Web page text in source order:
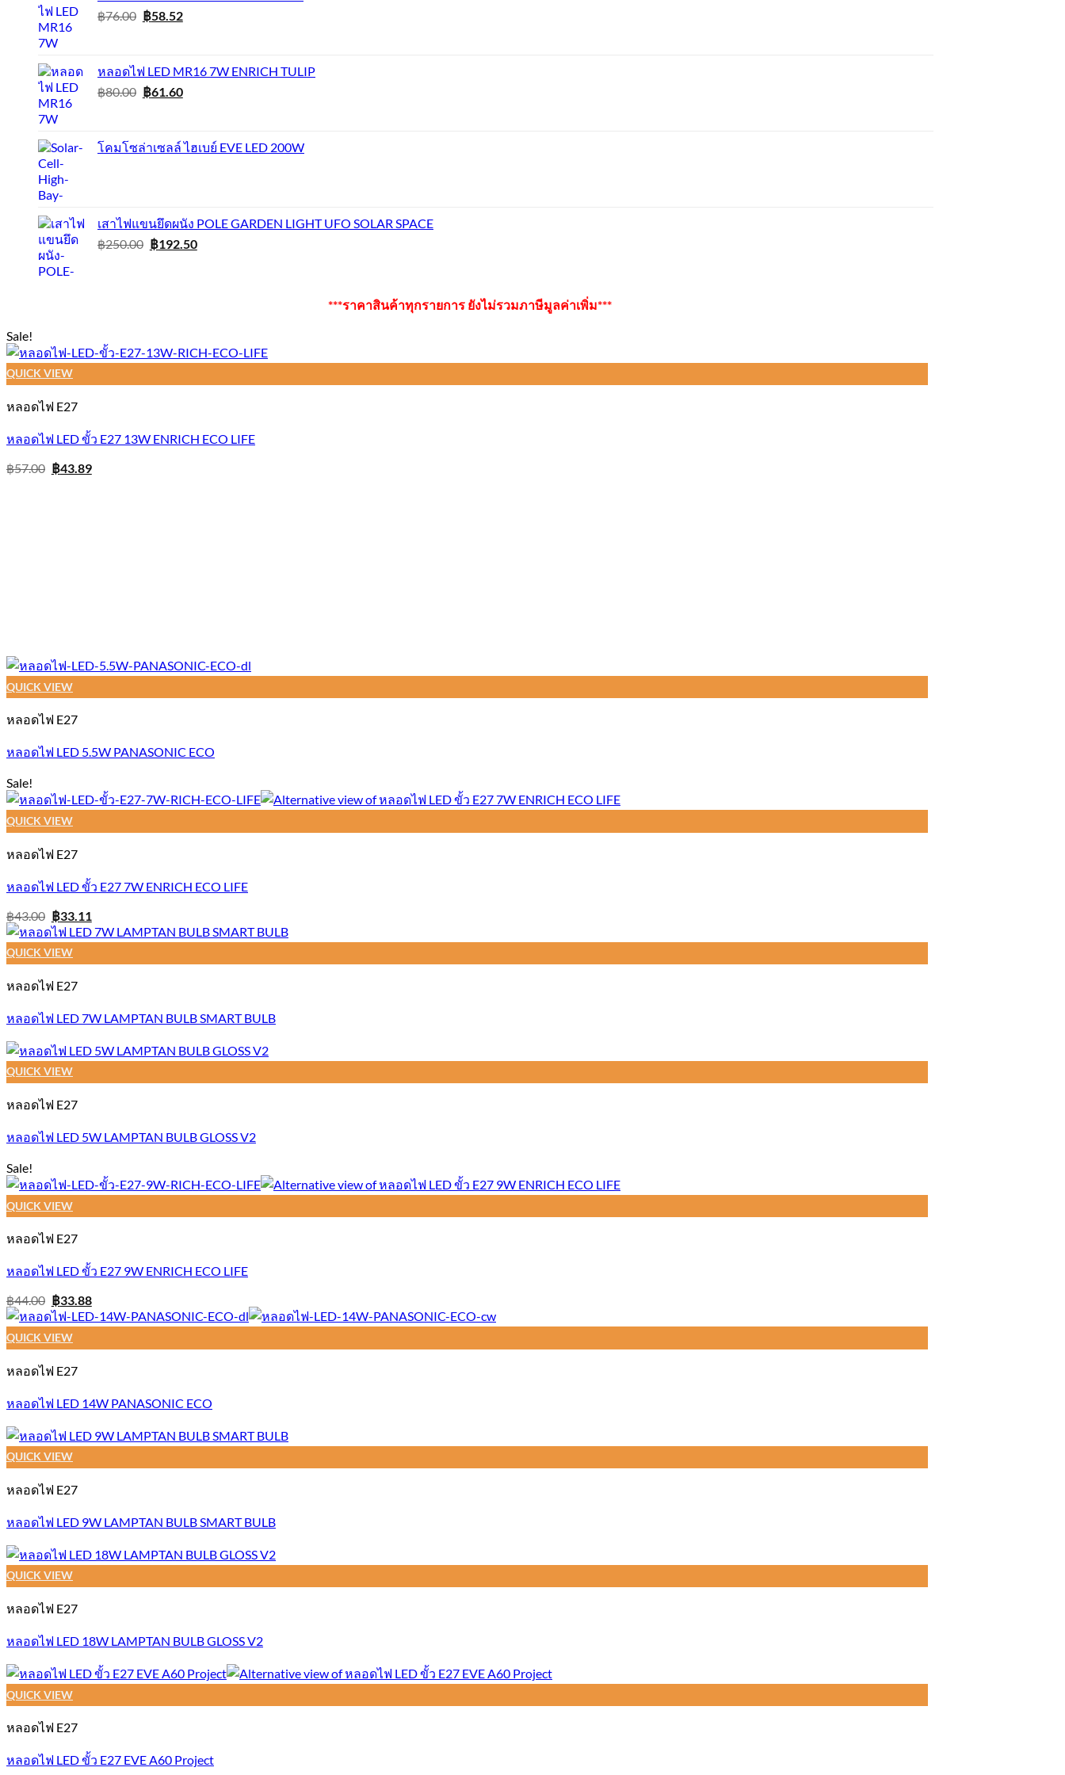
฿76.00 Original
฿76.00.
฿58.52Current
฿58.52.
หลอดไฟ LED MR16 7W ENRICH TULIP
฿80.00 Original
฿80.00.
฿61.60Current
฿61.60.
โคมโซล่าเซลล์ ไฮเบย์ EVE LED 200W
เสาไฟแขนยึดผนัง POLE GARDEN LIGHT UFO SOLAR SPACE
฿250.00 Original
฿192.50Current
***ราคาสินค้าทุกรายการ ยังไม่รวมภาษีมูลค่าเพิ่ม***
Sale!
QUICK VIEW
หลอดไฟ E27
หลอดไฟ LED ขั้ว E27 13W ENRICH ECO LIFE
฿57.00 Original
฿43.89Current
QUICK VIEW
หลอดไฟ E27
หลอดไฟ LED 5.5W PANASONIC ECO
Sale!
QUICK VIEW
หลอดไฟ E27
หลอดไฟ LED ขั้ว E27 7W ENRICH ECO LIFE
฿43.00 Original
price
was:
฿43.00.
฿33.11
price
is:
QUICK VIEW
หลอดไฟ E27
หลอดไฟ LED 7W LAMPTAN BULB SMART BULB
QUICK VIEW
หลอดไฟ E27
หลอดไฟ LED 5W LAMPTAN BULB GLOSS V2
Sale!
QUICK VIEW
หลอดไฟ E27
หลอดไฟ LED ขั้ว E27 9W ENRICH ECO LIFE
฿44.00 Original
price
was:
฿44.00.
฿33.88Current
price
is:
QUICK VIEW
หลอดไฟ E27
หลอดไฟ LED 14W PANASONIC ECO
QUICK VIEW
หลอดไฟ E27
หลอดไฟ LED 9W LAMPTAN BULB SMART BULB
QUICK VIEW
หลอดไฟ E27
หลอดไฟ LED 18W LAMPTAN BULB GLOSS V2
QUICK VIEW
หลอดไฟ E27
หลอดไฟ LED ขั้ว E27 EVE A60 Project